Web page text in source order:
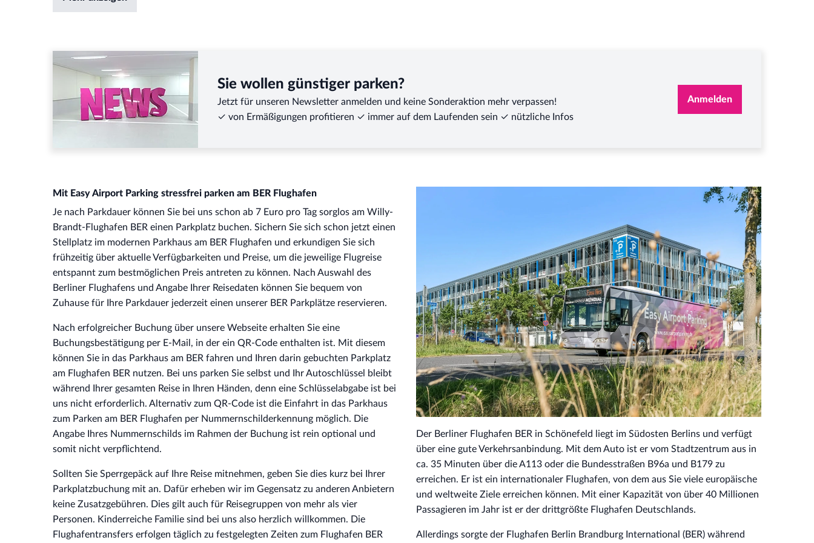
der Anlage der Buchungsbestätigung, um den digitalen QR-Code zu öffnen. Ihnen wird eine blaue Karte angezeigt, in deren Mitte sich der QR-Code befindet.
Sie wollen günstiger parken?
Jetzt für unseren Newsletter anmelden und keine Sonderaktion mehr verpassen!
✓ von Ermäßigungen profitieren ✓ immer auf dem Laufenden sein ✓ nützliche Infos
Anmelden
Mit Easy Airport Parking stressfrei parken am BER Flughafen
Je nach Parkdauer können Sie bei uns schon ab 7 Euro pro Tag sorglos am Willy-
Brandt-Flughafen BER einen Parkplatz buchen. Sichern Sie sich schon jetzt einen
Stellplatz im modernen Parkhaus am BER Flughafen und erkundigen Sie sich
frühzeitig über aktuelle Verfügbarkeiten und Preise, um die jeweilige Flugreise
entspannt zum bestmöglichen Preis antreten zu können. Nach Auswahl des
Berliner Flughafens und Angabe Ihrer Reisedaten können Sie bequem von
Zuhause für Ihre Parkdauer jederzeit einen unserer BER Parkplätze reservieren.
Nach erfolgreicher Buchung über unsere Webseite erhalten Sie eine
Buchungsbestätigung per E-Mail, in der ein QR-Code enthalten ist. Mit diesem
können Sie in das Parkhaus am BER fahren und Ihren darin gebuchten Parkplatz
am Flughafen BER nutzen. Bei uns parken Sie selbst und Ihr Autoschlüssel bleibt
während Ihrer gesamten Reise in Ihren Händen, denn eine Schlüsselabgabe ist bei
uns nicht erforderlich. Alternativ zum QR-Code ist die Einfahrt in das Parkhaus
zum Parken am BER Flughafen per Nummernschilderkennung möglich. Die
Angabe Ihres Nummernschilds im Rahmen der Buchung ist rein optional und
somit nicht verpflichtend.
Sollten Sie Sperrgepäck auf Ihre Reise mitnehmen, geben Sie dies kurz bei Ihrer
Parkplatzbuchung mit an. Dafür erheben wir im Gegensatz zu anderen Anbietern
keine Zusatzgebühren. Dies gilt auch für Reisegruppen von mehr als vier
Personen. Kinderreiche Familie sind bei uns also herzlich willkommen. Die
Flughafentransfers erfolgen täglich zu festgelegten Zeiten zum Flughafen BER
Der Berliner Flughafen BER in Schönefeld liegt im Südosten Berlins und verfügt
über eine gute Verkehrsanbindung. Mit dem Auto ist er vom Stadtzentrum aus in
ca. 35 Minuten über die A113 oder die Bundesstraßen B96a und B179 zu
erreichen. Er ist ein internationaler Flughafen, von dem aus Sie viele europäische
und weltweite Ziele erreichen können. Mit einer Kapazität von über 40 Millionen
Passagieren im Jahr ist er der drittgrößte Flughafen Deutschlands.
Allerdings sorgte der Flughafen Berlin Brandburg International (BER) während